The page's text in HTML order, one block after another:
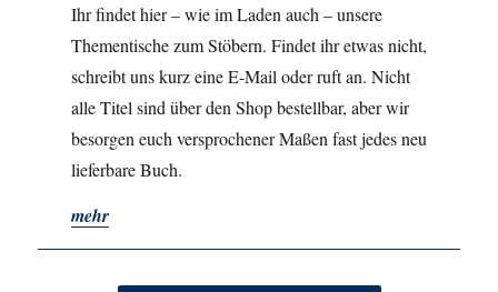
Ihr findet hier – wie im Laden auch – unsere
Thementische zum Stöbern. Findet ihr etwas nicht,
schreibt uns kurz eine E-Mail oder ruft an. Nicht
alle Titel sind über den Shop bestellbar, aber wir
besorgen euch versprochener Maßen fast jedes neu
lieferbare Buch.
mehr